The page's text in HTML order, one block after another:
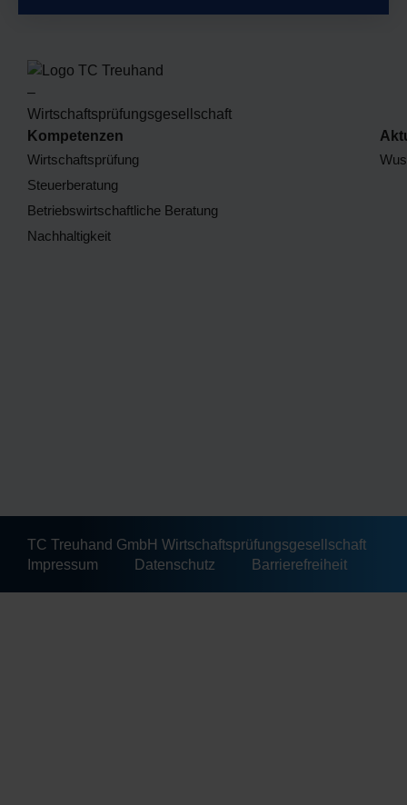
Kompetenzen
Wirtschaftsprüfung
Steuerberatung
Betriebswirtschaftliche Beratung
Nachhaltigkeit
TC Treuhand GmbH Wirtschaftsprüfungsgesellschaft
Impressum
Datenschutz Barrierefreiheit